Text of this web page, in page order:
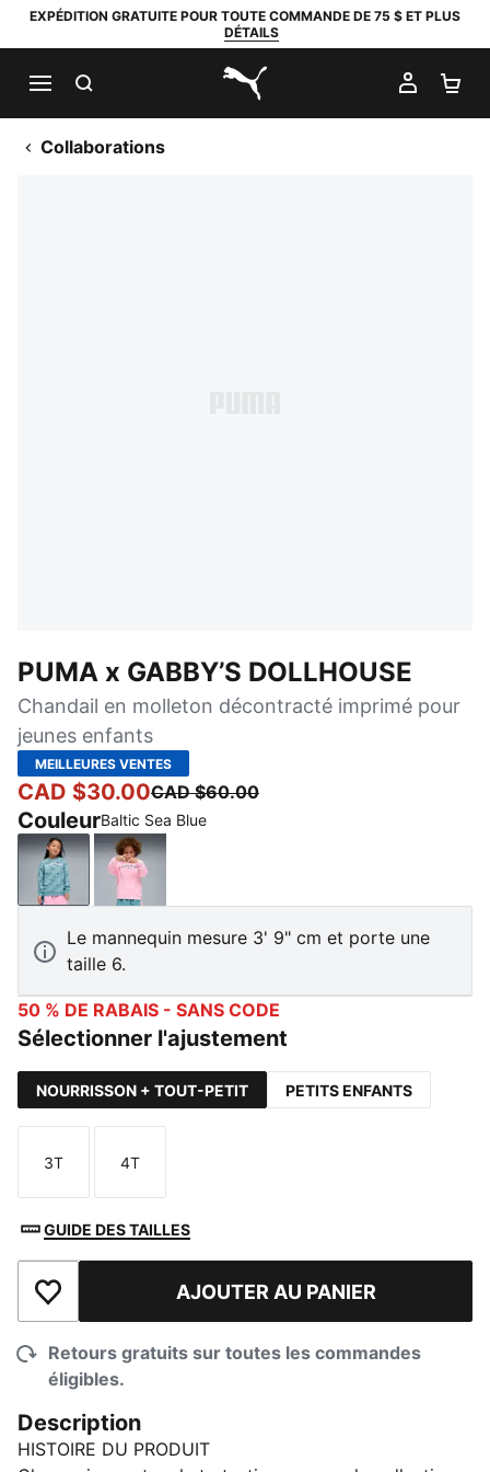
EXPÉDITION GRATUITE POUR TOUTE COMMANDE DE 75 $ ET PLUS
DÉTAILS
PUMA.com
MON
Collaborations
PUMA x GABBY’S DOLLHOUSE
Chandail en molleton décontracté imprimé pour
jeunes enfants
MEILLEURES VENTES
CAD $30.00CAD $60.00
CouleurBaltic Sea Blue
Baltic Sea BluePink Shimmer
Le mannequin mesure 3' 9" cm et porte une
taille 6.
50 % DE RABAIS - SANS CODE
Sélectionner l'ajustement
NOURRISSON + TOUT-PETIT PETITS ENFANTS
Taille
3T
Taille
4T
GUIDE DES TAILLES
Ajouter à la liste de souhaits
AJOUTER AU PANIER
Retours gratuits sur toutes les commandes
éligibles.
Description
HISTOIRE DU PRODUIT